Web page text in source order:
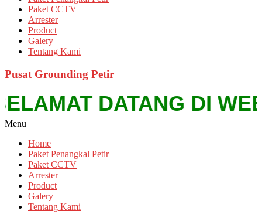
Paket CCTV
Arrester
Product
Galery
Tentang Kami
Pusat Grounding Petir
DATANG DI
Menu
Home
Paket Penangkal Petir
Paket CCTV
Arrester
Product
Galery
Tentang Kami